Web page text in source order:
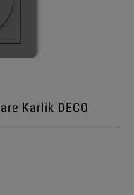
Karlik DECO